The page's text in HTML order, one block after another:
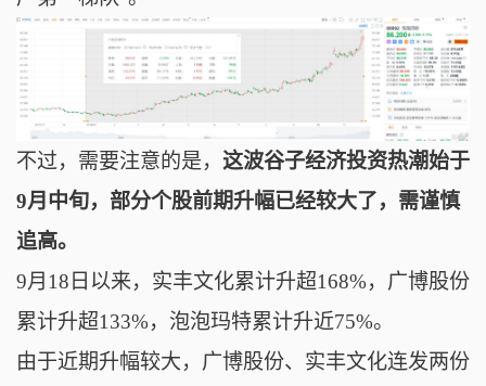
不过，需要注意的是， 这波谷子经济投资热潮始于
9月中旬，部分个股前期升幅已经较大了，需谨慎
追高。
9月18日以来，实丰文化累计升超168%，广博股份
累计升超133%，泡泡玛特累计升近75%。
由于近期升幅较大，广博股份、实丰文化连发两份